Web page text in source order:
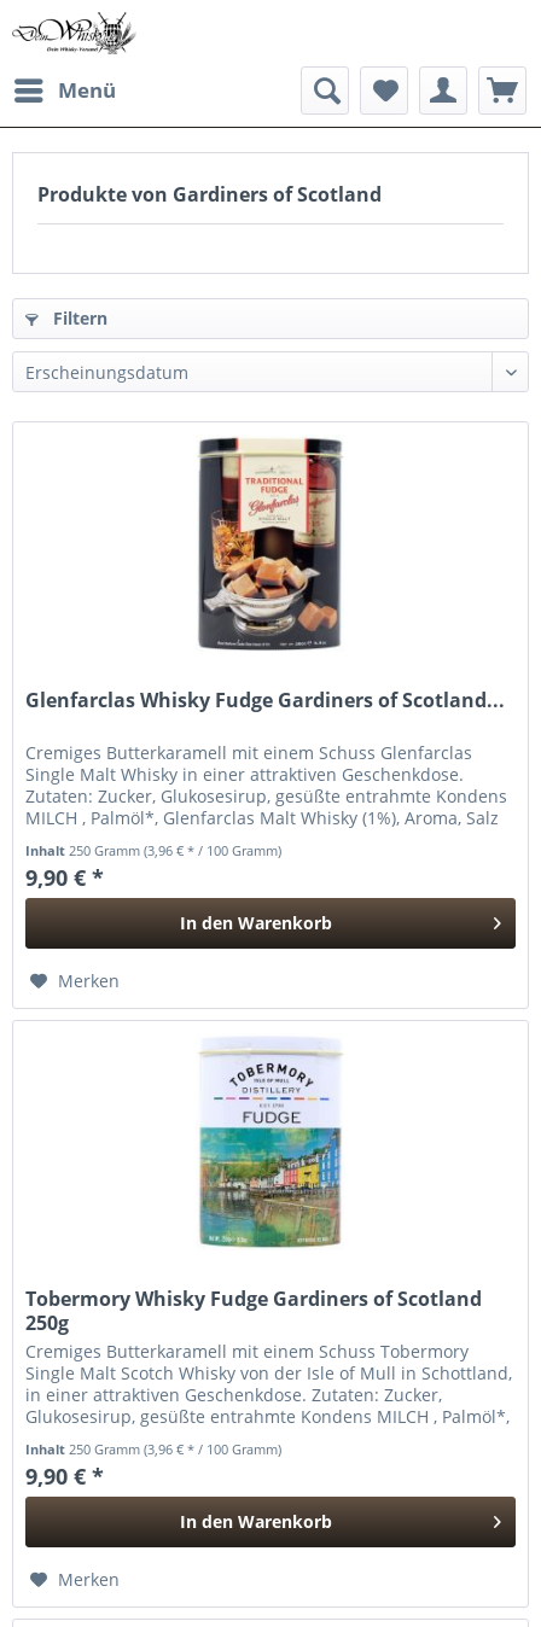
Menü
Produkte von Gardiners of Scotland
Filtern
Glenfarclas Whisky Fudge Gardiners of Scotland...
Cremiges Butterkaramell mit einem Schuss Glenfarclas
Single Malt Whisky in einer attraktiven Geschenkdose.
Zutaten: Zucker, Glukosesirup, gesüßte entrahmte Kondens
MILCH , Palmöl*, Glenfarclas Malt Whisky (1%), Aroma, Salz
Inhalt250 Gramm(3,96 € * / 100 Gramm)
9,90 € *
In den Warenkorb
Merken
Tobermory Whisky Fudge Gardiners of Scotland
250g
Cremiges Butterkaramell mit einem Schuss Tobermory
Single Malt Scotch Whisky von der Isle of Mull in Schottland,
in einer attraktiven Geschenkdose. Zutaten: Zucker,
Glukosesirup, gesüßte entrahmte Kondens MILCH , Palmöl*,
Inhalt 250 Gramm(3,96 € * / 100 Gramm)
9,90 € *
In den Warenkorb
Merken